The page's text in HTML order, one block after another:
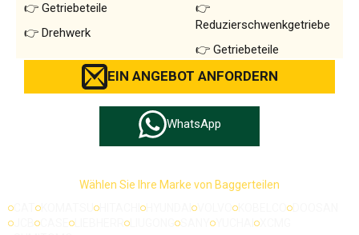
Getriebeteile
Drehwerk
Reduzierschwenkgetriebe
Getriebeteile
EIN ANGEBOT ANFORDERN
WhatsApp
Wählen Sie Ihre Marke von Baggerteilen